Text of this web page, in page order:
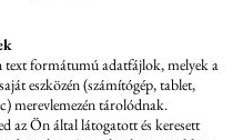
formátumú adatfájlok, melyek a
eszközén (számítógép, tablet,
merevlemezén tárolódnak.
az Ön által látogatott és keresett